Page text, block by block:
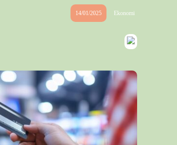
14/01/2025 Ekonomi